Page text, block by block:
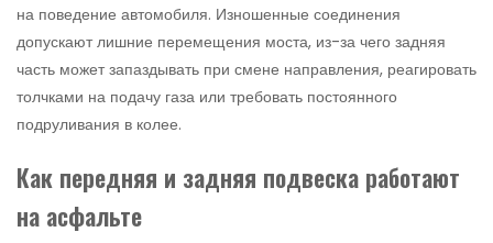
на поведение автомобиля. Изношенные соединения
допускают лишние перемещения моста, из-за чего задняя
часть может запаздывать при смене направления, реагировать
толчками на подачу газа или требовать постоянного
подруливания в колее.
Как передняя и задняя подвеска работают
на асфальте